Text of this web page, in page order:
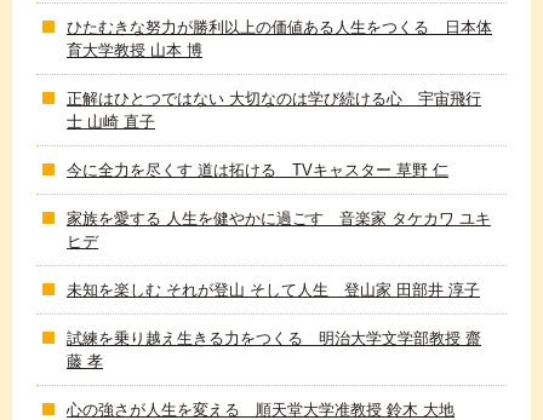
ひたむきな努力が勝利以上の価値ある人生をつくる 日本体
育大学教授 山本 博
正解はひとつではない 大切なのは学び続ける心 宇宙飛行
士 山崎 直子
今に全力を尽くす 道は拓ける TVキャスター 草野 仁
家族を愛する 人生を健やかに過ごす 音楽家 タケカワ ユキ
ヒデ
未知を楽しむ それが登山 そして人生 登山家 田部井 淳子
試練を乗り越え生きる力をつくる 明治大学文学部教授 齋
藤 孝
心の強さが人生を変える 順天堂大学准教授 鈴木 大地